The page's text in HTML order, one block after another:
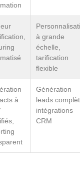
à grande
échelle,
tarification
flexible
à
Génération
leads
intégrations
CRM